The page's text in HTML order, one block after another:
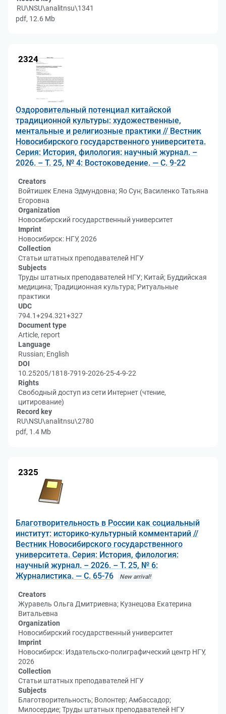
RU\NSU\analitnsu\1341
pdf, 12.6 Mb
2324
Оздоровительный потенциал китайской
традиционной культуры: художественные,
ментальные и религиозные практики // Вестник
Новосибирского государственного университета.
Серия: История, филология: научный журнал. –
2026. – Т. 25, № 4: Востоковедение. — С. 9-22
Creators
Войтишек Елена Эдмундовна; Яо Сун; Василенко Татьяна
Егоровна
Organization
Новосибирский государственный университет
Imprint
Новосибирск: НГУ, 2026
Collection
Статьи штатных преподавателей НГУ
Subjects
Труды штатных преподавателей НГУ; Китай; Буддийская
медицина; Традиционная культура; Ритуальные
практики
UDC
794.1+294.321+327
Document type
Article, report
Language
Russian; English
DOI
10.25205/1818-7919-2026-25-4-9-22
Rights
Свободный доступ из сети Интернет (чтение,
цитирование)
Record key
RU\NSU\analitnsu\2780
pdf, 1.4 Mb
2325
Благотворительность в России как социальный
институт: историко-культурный комментарий //
Вестник Новосибирского государственного
университета. Серия: История, филология:
научный журнал. – 2026. – Т. 25, № 6:
Журналистика. — С. 65-76
New arrival!
Creators
Журавель Ольга Дмитриевна; Кузнецова Екатерина
Витальевна
Organization
Новосибирский государственный университет
Imprint
Новосибирск: Издательско-полиграфический центр НГУ,
2026
Collection
Статьи штатных преподавателей НГУ
Subjects
Благотворительность; Волонтер; Амбассадор;
Милосердие; Труды штатных преподавателей НГУ